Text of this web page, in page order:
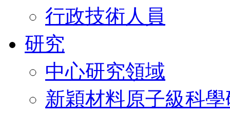
行政技術人員
研究
中心研究領域
新穎材料原子級科